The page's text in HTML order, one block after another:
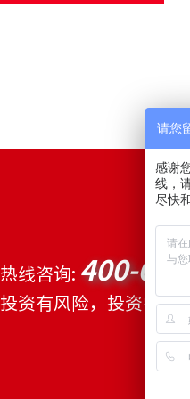
热线咨询: 400-
投资有风险，投资需谨
请您
感谢
线，
尽快